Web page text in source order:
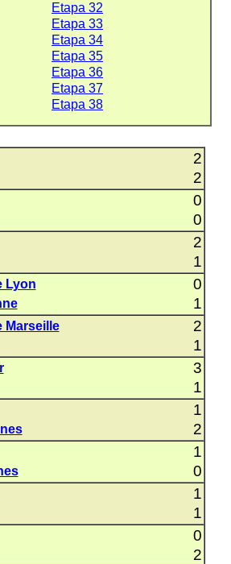
Etapa 32
Etapa 33
Etapa 34
Etapa 35
Etapa 36
Etapa 37
Etapa 38
2
2
0
0
2
1
Lyon 0
1
Marseille 2
1
3
1
1
2
1
0
1
1
0
2